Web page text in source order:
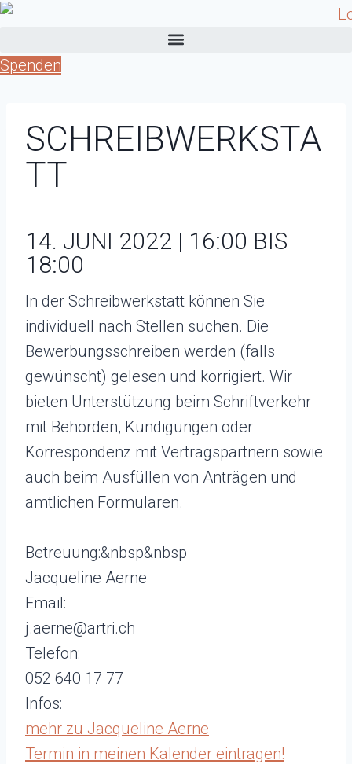
Zum
springen
Spenden
SCHREIBWERKSTA
TT
14. JUNI 2022 | 16:00 BIS
18:00
In der Schreibwerkstatt können Sie
individuell nach Stellen suchen. Die
Bewerbungsschreiben werden (falls
gewünscht) gelesen und korrigiert. Wir
bieten Unterstützung beim Schriftverkehr
mit Behörden, Kündigungen oder
Korrespondenz mit Vertragspartnern sowie
auch beim Ausfüllen von Anträgen und
amtlichen Formularen.
Betreuung:&nbsp&nbsp
Jacqueline Aerne
Email:
j.aerne@artri.ch
Telefon:
052 640 17 77
Infos:
mehr zu Jacqueline Aerne
Termin in meinen Kalender eintragen!